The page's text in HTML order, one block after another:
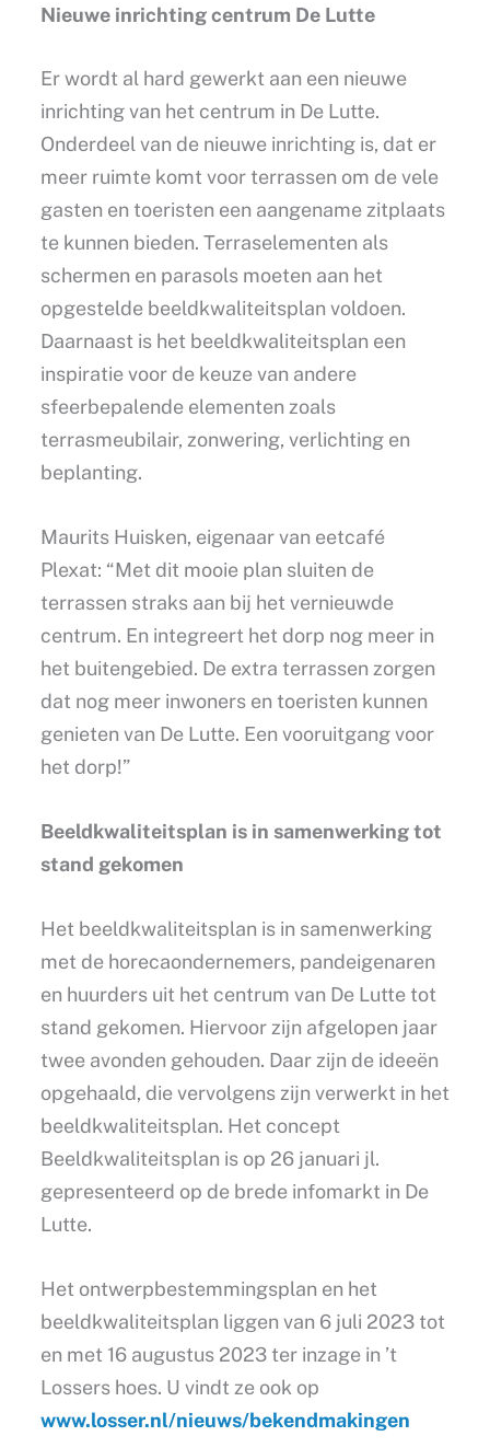
Nieuwe inrichting centrum De Lutte
Er wordt al hard gewerkt aan een nieuwe
inrichting van het centrum in De Lutte.
Onderdeel van de nieuwe inrichting is, dat er
meer ruimte komt voor terrassen om de vele
gasten en toeristen een aangename zitplaats
te kunnen bieden. Terraselementen als
schermen en parasols moeten aan het
opgestelde beeldkwaliteitsplan voldoen.
Daarnaast is het beeldkwaliteitsplan een
inspiratie voor de keuze van andere
sfeerbepalende elementen zoals
terrasmeubilair, zonwering, verlichting en
beplanting.
Maurits Huisken, eigenaar van eetcafé
Plexat: “Met dit mooie plan sluiten de
terrassen straks aan bij het vernieuwde
centrum. En integreert het dorp nog meer in
het buitengebied. De extra terrassen zorgen
dat nog meer inwoners en toeristen kunnen
genieten van De Lutte. Een vooruitgang voor
het dorp!”
Beeldkwaliteitsplan is in samenwerking tot
stand gekomen
Het beeldkwaliteitsplan is in samenwerking
met de horecaondernemers, pandeigenaren
en huurders uit het centrum van De Lutte tot
stand gekomen. Hiervoor zijn afgelopen jaar
twee avonden gehouden. Daar zijn de ideeën
opgehaald, die vervolgens zijn verwerkt in het
beeldkwaliteitsplan. Het concept
Beeldkwaliteitsplan is op 26 januari jl.
gepresenteerd op de brede infomarkt in De
Lutte.
Het ontwerpbestemmingsplan en het
beeldkwaliteitsplan liggen van 6 juli 2023 tot
en met 16 augustus 2023 ter inzage in ’t
Lossers hoes. U vindt ze ook op
www.losser.nl/nieuws/bekendmakingen